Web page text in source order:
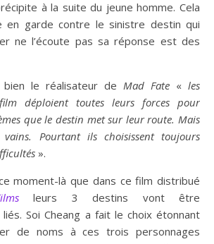
à la suite du jeune homme. Cela
garde contre le sinistre destin qui
ne l’écoute pas sa réponse est des
le réalisateur de Mad Fate « les
déploient toutes leurs forces pour
que le destin met sur leur route. Mais
Pourtant ils choisissent toujours
».
moment-là que dans ce film distribué
leurs 3 destins vont être
Soi Cheang a fait le choix étonnant
de noms à ces trois personnages